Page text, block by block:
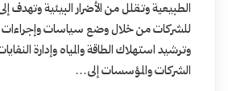
الطبيعية وتقلل من الأضرار البيئية وتهدف
للشركات من خلال وضع سياسات وإجراءات
وترشيد استهلاك الطاقة والمياه وإدارة
الشركات والمؤسسات إلى…